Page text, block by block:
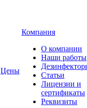
Цены
Компания
О компании
Наши работы
Статьи
Лицензии и
сертификаты
Реквизиты